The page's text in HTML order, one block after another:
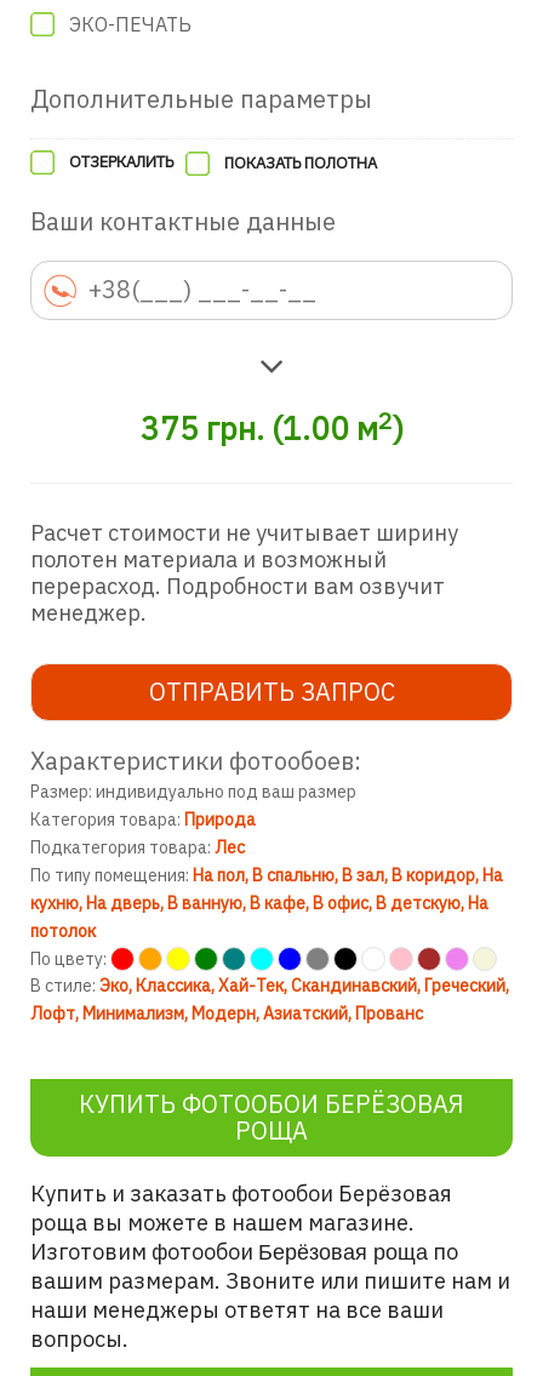
ЭКО-ПЕЧАТЬ
Дополнительные параметры
ОТЗЕРКАЛИТЬ ПОКАЗАТЬ ПОЛОТНА
Ваши контактные данные
375 грн. (1.00м2)
Расчет стоимости не учитывает ширину
полотен материала и возможный
перерасход. Подробности вам озвучит
менеджер.
ОТПРАВИТЬ ЗАПРОС
Характеристики фотообоев:
Размер: индивидуально под ваш размер
Категория товара: Природа
Подкатегория товара: Лес
По типу помещения: На пол В спальню В зал В коридор На
кухню На дверь В ванную В кафе В офис В детскую На
потолок
По цвету:
В стиле: Эко Классика Хай-Тек Скандинавский Греческий
Лофт Минимализм Модерн Азиатский Прованс
КУПИТЬ ФОТООБОИ БЕРЁЗОВАЯ
РОЩА
Купить и заказать фотообои Берёзовая
роща вы можете в нашем магазине.
Изготовим фотообои Берёзовая роща по
вашим размерам. Звоните или пишите нам и
наши менеджеры ответят на все ваши
вопросы.